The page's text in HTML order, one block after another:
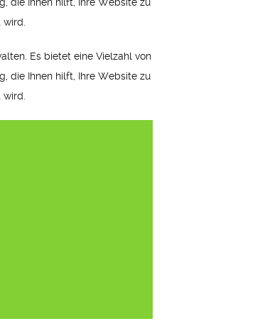
Es bietet eine Vielzahl von
die Ihnen hilft, Ihre Website zu